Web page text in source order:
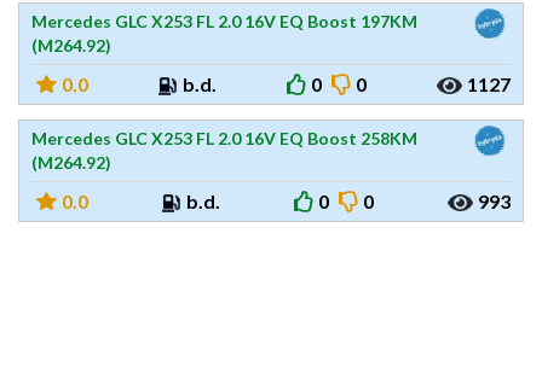
Mercedes GLC X253 FL 2.0 16V EQ Boost 197KM
(M264.92)
0.0 b.d. 0 0 1127
Mercedes GLC X253 FL 2.0 16V EQ Boost 258KM
(M264.92)
0.0 b.d. 0 0 993